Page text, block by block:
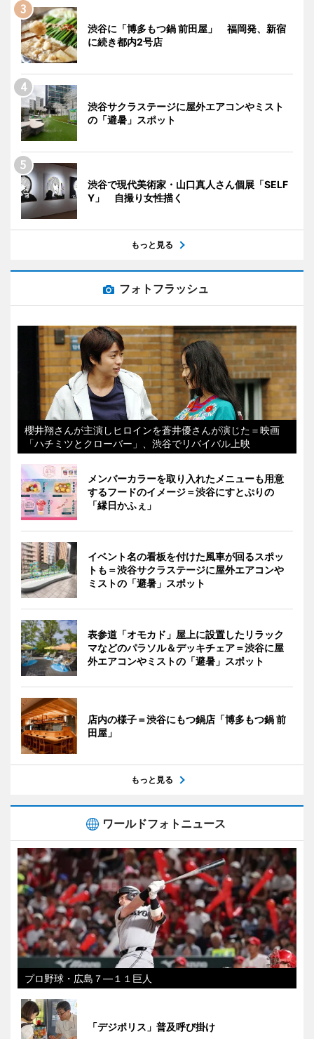
渋谷に「博多もつ鍋 前田屋」 福岡発、新宿
に続き都内2号店
渋谷サクラステージに屋外エアコンやミスト
の「避暑」スポット
渋谷で現代美術家・山口真人さん個展「SELF
Y」 自撮り女性描く
もっと見る
フォトフラッシュ
櫻井翔さんが主演しヒロインを蒼井優さんが演じた＝映画
「ハチミツとクローバー」、渋谷でリバイバル上映
メンバーカラーを取り入れたメニューも用意
するフードのイメージ＝渋谷にすとぷりの
「縁日かふぇ」
イベント名の看板を付けた風車が回るスポッ
トも＝渋谷サクラステージに屋外エアコンや
ミストの「避暑」スポット
表参道「オモカド」屋上に設置したリラック
マなどのパラソル＆デッキチェア＝渋谷に屋
外エアコンやミストの「避暑」スポット
店内の様子＝渋谷にもつ鍋店「博多もつ鍋 前
田屋」
もっと見る
ワールドフォトニュース
プロ野球・広島７―１１巨人
「デジポリス」普及呼び掛け